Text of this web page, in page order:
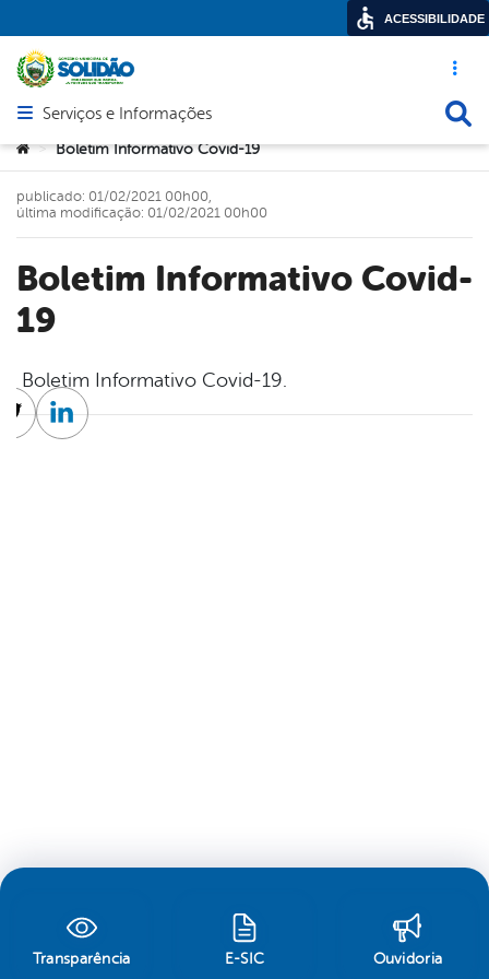
Acesso
Abrir menu principal de navegação
Serviços e Informações
Você está aqui:
> Boletim Informativo Covid-19
Boletim Informativo Covid-
19
publicado: 01/02/2021 00h00,
última modificação: 01/02/2021 00h00
Boletim Informativo Covid-19.
TwitterLinkedin
Transparência E-SIC Ouvidoria
ACESSIBILIDADE